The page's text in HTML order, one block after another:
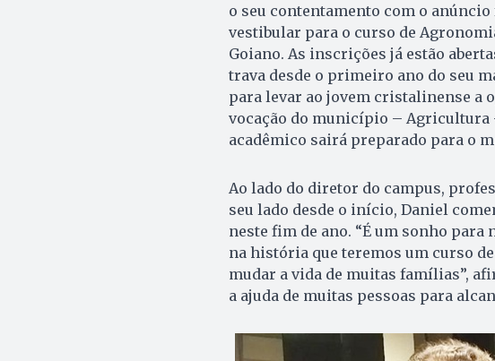
o seu contentamento com o
vestibular para o curso de
Goiano. As inscrições já estão
trava desde o primeiro ano do seu
para levar ao jovem cristalinense a
vocação do município – Agricultura
acadêmico sairá preparado para o
Ao lado do diretor do campus,
seu lado desde o início, Daniel
neste fim de ano. “É um sonho para
na história que teremos um curso
mudar a vida de muitas famílias”,
a ajuda de muitas pessoas para